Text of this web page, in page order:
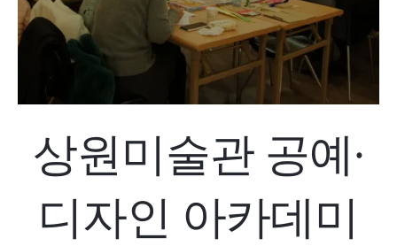
상원미술관 공예·
디자인 아카데미